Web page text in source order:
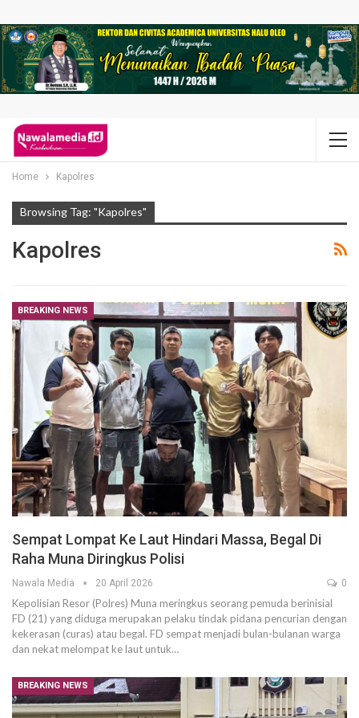
Home Kapolres
Browsing Tag: "Kapolres"
Kapolres
BREAKING NEWS
Sempat Lompat Ke Laut Hindari Massa, Begal Di
Raha Muna Diringkus Polisi
Nawala Media 20 April 2026 0
Kepolisian Resor (Polres) Muna meringkus seorang pemuda berinisial
FD (21) yang diduga merupakan pelaku tindak pidana pencurian dengan
kekerasan (curas) atau begal. FD sempat menjadi bulan-bulanan warga
dan nekat melompat ke laut untuk…
BREAKING NEWS